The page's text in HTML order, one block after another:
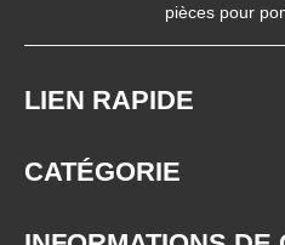
pièces pour
LIEN RAPIDE
CATÉGORIE